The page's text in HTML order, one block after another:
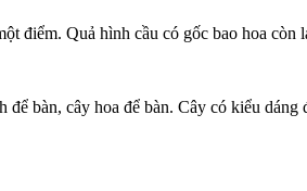
ột điểm. Quả hình cầu có gốc bao hoa còn l
đểbàn, cây hoa đểbàn. Cây có kiểu dáng